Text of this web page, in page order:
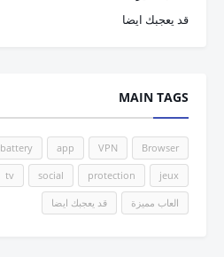
قد يعجبك ايضا
MAIN TAGS
Browser
VPN
app
battery
jeux
protection
social
tv
العاب مميزة قد يعجبك ايضا